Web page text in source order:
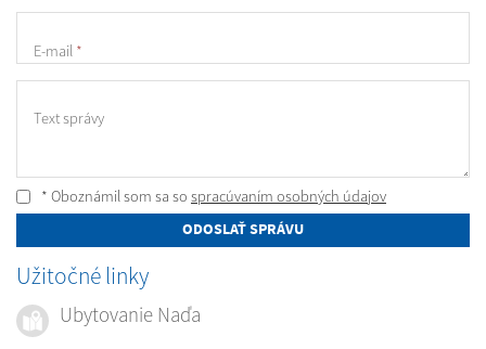
E-mail *
Text správy
* Oboznámil som sa so spracúvaním osobných údajov
ODOSLAŤ SPRÁVU
Užitočné linky
Ubytovanie Naďa